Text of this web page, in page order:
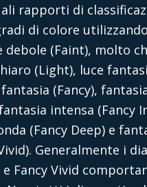
rapporti di
di colore
debole (Faint), molto
(Light), luce
(Fancy),
intensa (Fancy
(Fancy Deep) e
Generalmente i
e Fancy Vivid